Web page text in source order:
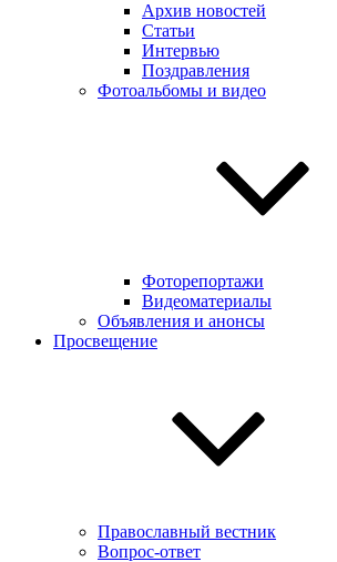
Архив новостей
Статьи
Интервью
Поздравления
Фотоальбомы и видео
Фоторепортажи
Видеоматериалы
Объявления и анонсы
Просвещение
Православный вестник
Вопрос-ответ